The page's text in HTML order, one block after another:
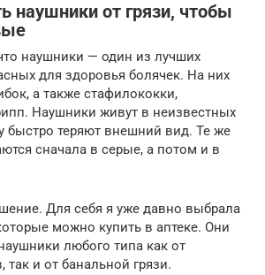
наушники от грязи, чтобы
наушники — один из лучших
для здоровья болячек. На них
а также стафилококки,
Наушники живут в неизвестных
быстро теряют внешний вид. Те же
сначала в серые, а потом и в
Для себя я уже давно выбрала
можно купить в аптеке. Они
любого типа как от
так и от банальной грязи.